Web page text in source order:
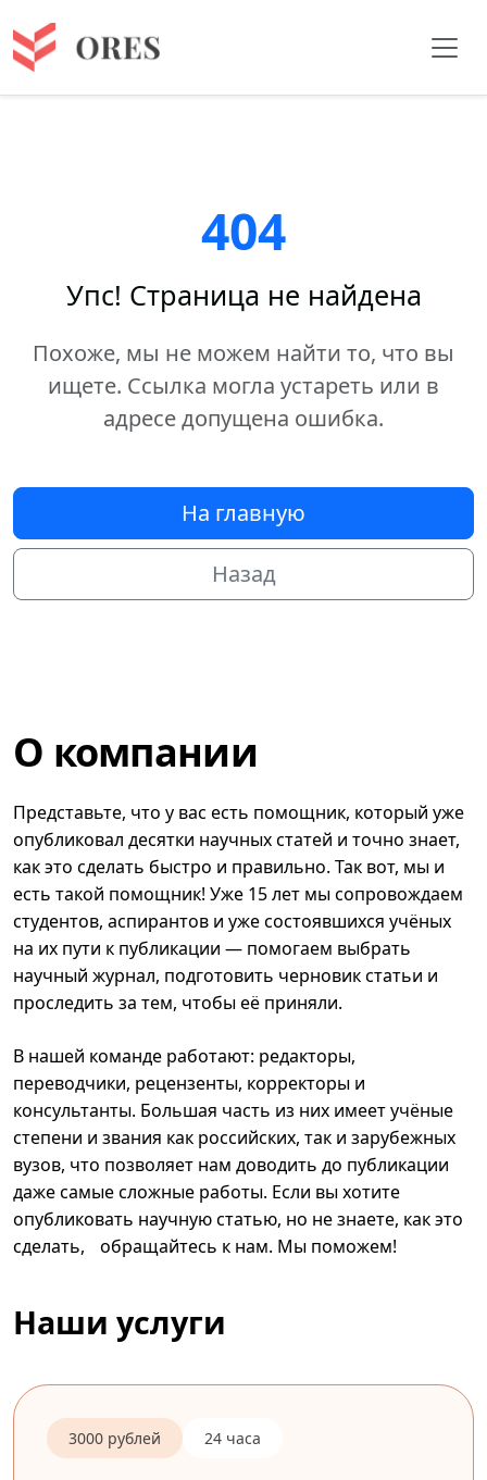
404
Упс! Страница не найдена
Похоже, мы не можем найти то, что вы
ищете. Ссылка могла устареть или в
адресе допущена ошибка.
На главную
Назад
О компании
Представьте, что у вас есть помощник, который уже
опубликовал десятки научных статей и точно знает,
как это сделать быстро и правильно. Так вот, мы и
есть такой помощник! Уже 15 лет мы сопровождаем
студентов, аспирантов и уже состоявшихся учёных
на их пути к публикации — помогаем выбрать
научный журнал, подготовить черновик статьи и
проследить за тем, чтобы её приняли.
В нашей команде работают: редакторы,
переводчики, рецензенты, корректоры и
консультанты. Большая часть из них имеет учёные
степени и звания как российских, так и зарубежных
вузов, что позволяет нам доводить до публикации
даже самые сложные работы. Если вы хотите
опубликовать научную статью, но не знаете, как это
сделать, обращайтесь к нам. Мы поможем!
Наши услуги
3000 рублей 24 часа